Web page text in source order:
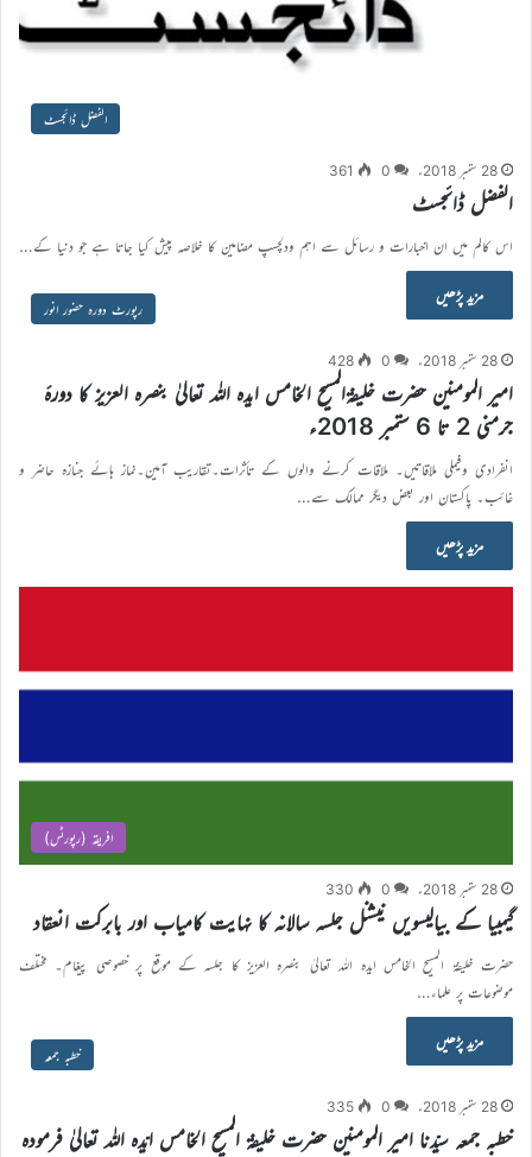
الفضل ڈائجسٹ
28 ستمبر 2018ء 0
361
الفضل ڈائجسٹ
اس کالم میں ان اخبارات و رسائل سے اہم ودلچسپ مضامین کا خلاصہ پیش کیا جاتا ہے جو دنیا کے…
مزید پڑھیں
رپورٹ دورہ حضور انور
28 ستمبر 2018ء 0
428
امیر المومنین حضرت خلیفۃالمسیح الخامس ایدہ اللہ تعالیٰ بنصرہ العزیز کا دورۂ
جرمنی 2 تا 6 ستمبر 2018ء
انفرادی وفیملی ملاقاتیں۔ ملاقات کرنے والوں کے تأثرات۔تقاریب آمین۔نماز ہائے جنازہ حاضر و
غائب۔ پاکستان اور بعض دیگر ممالک سے…
مزید پڑھیں
افریقہ (رپورٹس)
28 ستمبر 2018ء 0
330
گیمبیا کے بیالیسویں نیشنل جلسہ سالانہ کا نہایت کامیاب اور بابرکت انعقاد
حضرت خلیفۃ المسیح الخامس ایدہ اللہ تعالیٰ بنصرہ العزیز کا جلسہ کے موقع پر خصوصی پیغام۔ مختلف
موضوعات پر علماء…
مزید پڑھیں
خطبہ جمعہ
28 ستمبر 2018ء 0
335
خطبہ جمعہ سیّدنا امیر المومنین حضرت خلیفۃ المسیح الخامس ایّدہ اللہ تعالیٰ فرمودہ